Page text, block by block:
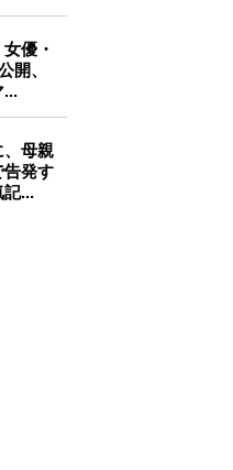
優・
開、
...
、母親
告発す
記...